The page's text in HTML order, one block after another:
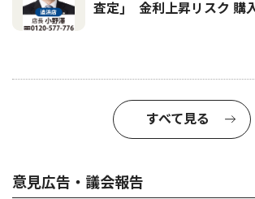
査定｣ 金利上昇リスク 購
すべて見る
意見広告・議会報告